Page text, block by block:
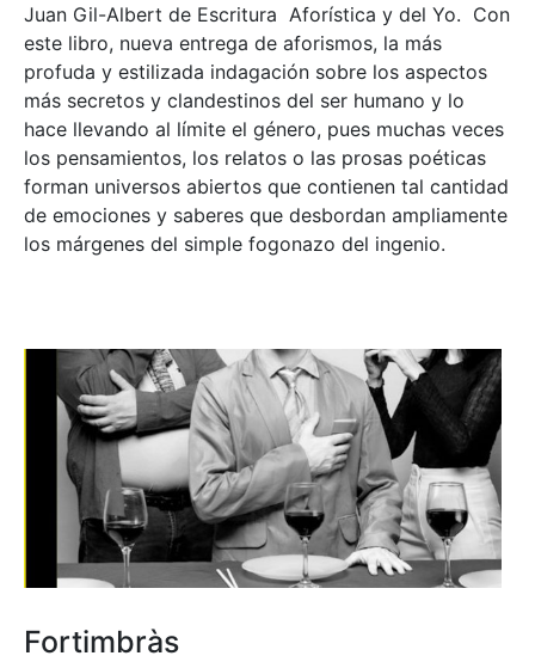
Juan Gil-Albert de Escritura Aforística y del Yo. Con
este libro, nueva entrega de aforismos, la más
profuda y estilizada indagación sobre los aspectos
más secretos y clandestinos del ser humano y lo
hace llevando al límite el género, pues muchas veces
los pensamientos, los relatos o las prosas poéticas
forman universos abiertos que contienen tal cantidad
de emociones y saberes que desbordan ampliamente
los márgenes del simple fogonazo del ingenio.
Fortimbràs